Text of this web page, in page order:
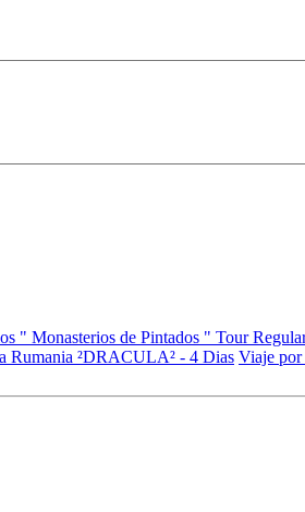
" Monasterios de Pintados " Tour
Rumania ²DRACULA² - 4 Dias Viaje por